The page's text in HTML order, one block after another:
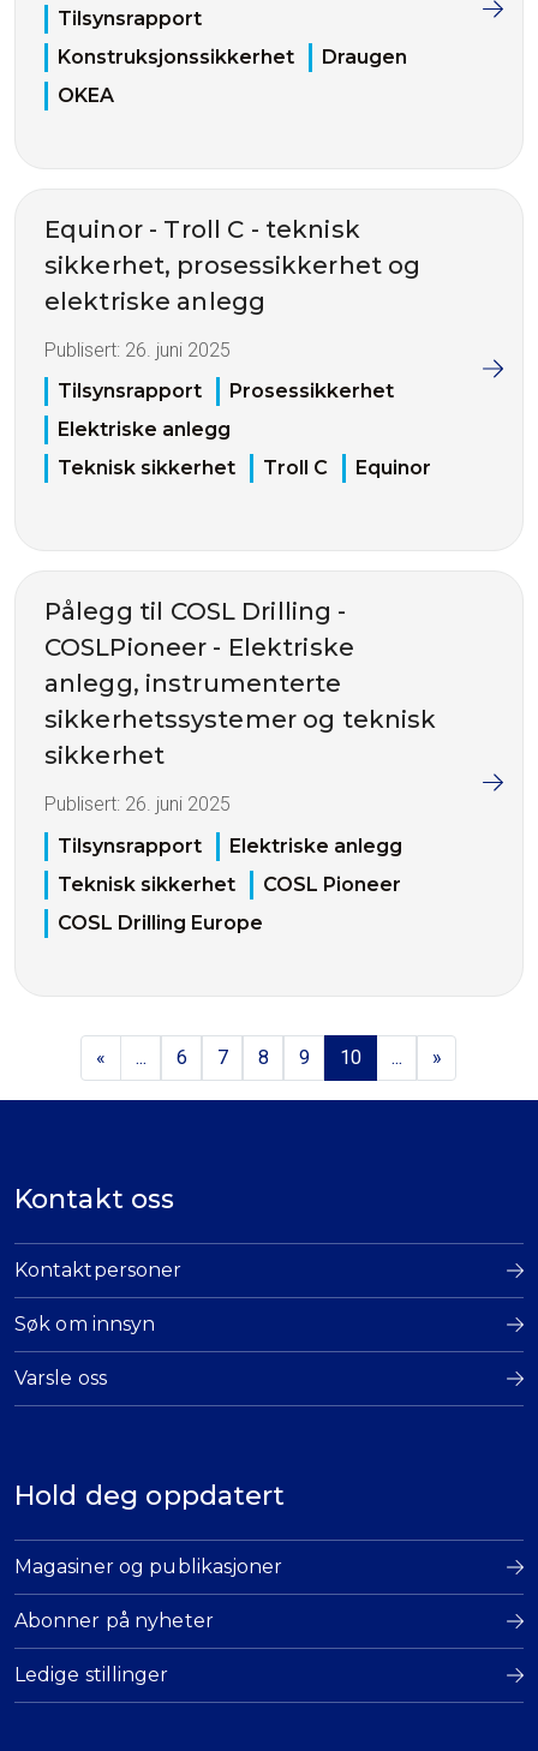
Tilsynsrapport
Konstruksjonssikkerhet
Draugen
OKEA
Equinor - Troll C - teknisk
sikkerhet, prosessikkerhet og
elektriske anlegg
Publisert: 26. juni 2025
Tilsynsrapport
Prosessikkerhet
Elektriske anlegg
Teknisk sikkerhet
Troll C Equinor
Pålegg til COSL Drilling -
COSLPioneer - Elektriske
anlegg, instrumenterte
sikkerhetssystemer og teknisk
sikkerhet
Publisert: 26. juni 2025
Tilsynsrapport
Elektriske anlegg
Teknisk sikkerhet
COSL Pioneer
COSL Drilling Europe
« ... 6 7 8 9 10 ... »
Kontakt oss
Kontaktpersoner
Søk om innsyn
Varsle oss
Hold deg oppdatert
Magasiner og publikasjoner
Abonner på nyheter
Ledige stillinger